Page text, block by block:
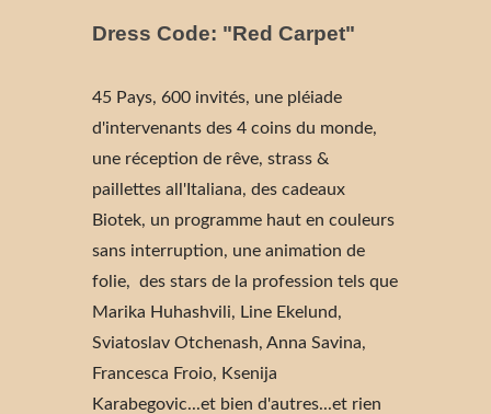
Dress Code: "Red Carpet"
45 Pays, 600 invités, une pléiade
d'intervenants des 4 coins du monde,
une réception de rêve, strass &
paillettes all'Italiana, des cadeaux
Biotek, un programme haut en couleurs
sans interruption, une animation de
folie, des stars de la profession tels que
Marika Huhashvili, Line Ekelund,
Sviatoslav Otchenash, Anna Savina,
Francesca Froio, Ksenija
Karabegovic...et bien d'autres...et rien